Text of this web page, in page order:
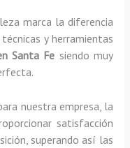
marca la diferencia
y herramientas
Santa Fe siendo muy
nuestra empresa, la
satisfacción
superando así las